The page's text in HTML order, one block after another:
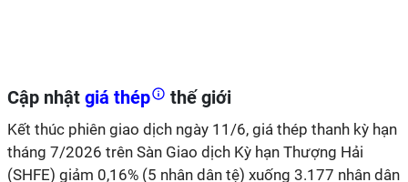
Cập nhật giá thép thế giới
Kết thúc phiên giao dịch ngày 11/6, giá thép thanh kỳ hạn
tháng 7/2026 trên Sàn Giao dịch Kỳ hạn Thượng Hải
(SHFE) giảm 0,16% (5 nhân dân tệ) xuống 3.177 nhân dân